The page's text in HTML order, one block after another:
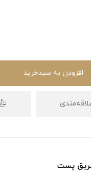
افزودن به سبدخرید
پست